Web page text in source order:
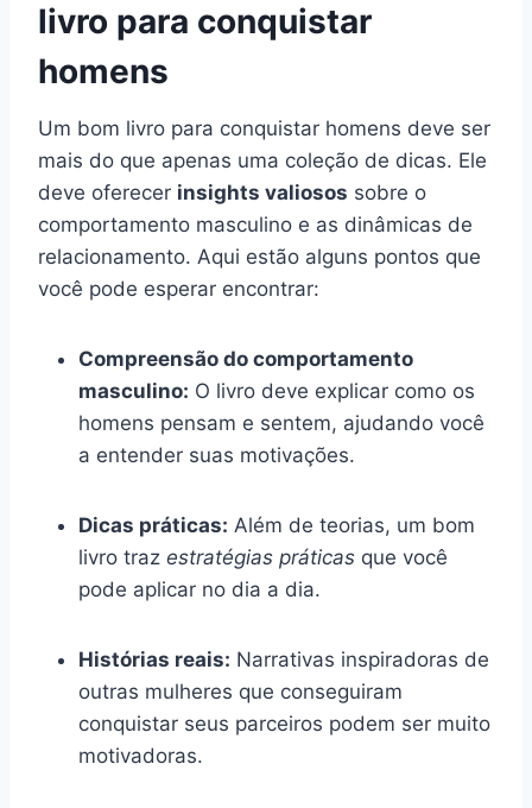
livro para conquistar
homens
Um bom livro para conquistar homens deve ser
mais do que apenas uma coleção de dicas. Ele
deve oferecer insights valiosos sobre o
comportamento masculino e as dinâmicas de
relacionamento. Aqui estão alguns pontos que
você pode esperar encontrar:
Compreensão do comportamento
masculino: O livro deve explicar como os
homens pensam e sentem, ajudando você
a entender suas motivações.
Dicas práticas: Além de teorias, um bom
livro traz estratégias práticas que você
pode aplicar no dia a dia.
Histórias reais: Narrativas inspiradoras de
outras mulheres que conseguiram
conquistar seus parceiros podem ser muito
motivadoras.